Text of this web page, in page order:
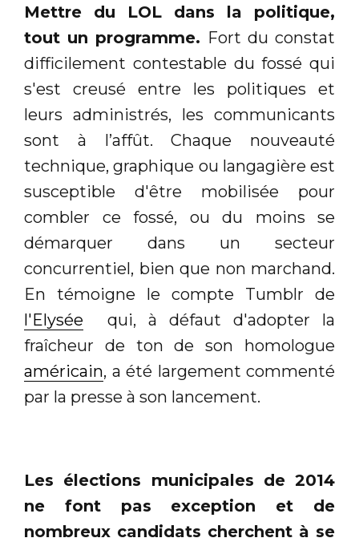
Mettre du LOL dans la politique,
tout un programme. Fort du constat
difficilement contestable du fossé qui
s'est creusé entre les politiques et
leurs administrés, les communicants
sont à l’affût. Chaque nouveauté
technique, graphique ou langagière est
susceptible d'être mobilisée pour
combler ce fossé, ou du moins se
démarquer dans un secteur
concurrentiel, bien que non marchand.
En témoigne le compte Tumblr de
l'Elysée qui, à défaut d'adopter la
fraîcheur de ton de son homologue
américain, a été largement commenté
par la presse à son lancement.
Les élections municipales de 2014
ne font pas exception et de
nombreux candidats cherchent à se